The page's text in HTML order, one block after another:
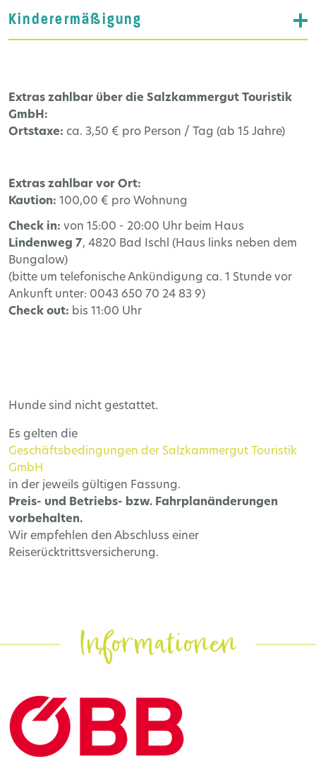
Kinderermäßigung
Extras zahlbar über die Salzkammergut Touristik
GmbH:
Ortstaxe: ca. 3,50 € pro Person / Tag (ab 15 Jahre)
Extras zahlbar vor Ort:
Kaution: 100,00 € pro Wohnung
Check in: von 15:00 - 20:00 Uhr beim Haus
Lindenweg 7, 4820 Bad Ischl (Haus links neben dem
Bungalow)
(bitte um telefonische Ankündigung ca. 1 Stunde vor
Ankunft unter: 0043 650 70 24 83 9)
Check out: bis 11:00 Uhr
Hunde sind nicht gestattet.
Es gelten die
Geschäftsbedingungen der Salzkammergut Touristik
GmbH
in der jeweils gültigen Fassung.
Preis- und Betriebs- bzw. Fahrplanänderungen
vorbehalten.
Wir empfehlen den Abschluss einer
Reiserücktrittsversicherung.
Informationen